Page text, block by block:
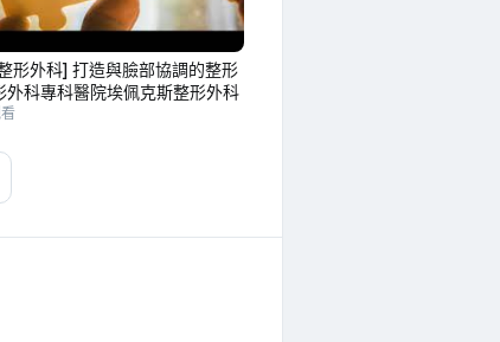
形外科] 打造與臉部協調的整形
科專科醫院埃佩克斯整形外科